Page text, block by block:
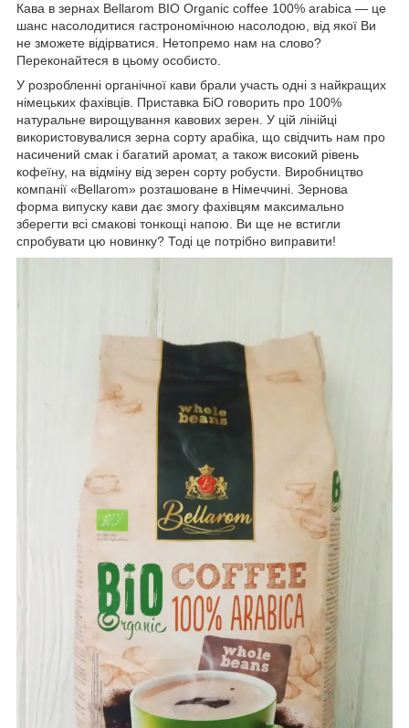
Кава в зернах Bellarom BIO Organic coffee 100% arabica — це
шанс насолодитися гастрономічною насолодою, від якої Ви
не зможете відірватися. Нетопремо нам на слово?
Переконайтеся в цьому особисто.
У розробленні органічної кави брали участь одні з найкращих
німецьких фахівців. Приставка БіО говорить про 100%
натуральне вирощування кавових зерен. У цій лінійці
використовувалися зерна сорту арабіка, що свідчить нам про
насичений смак і багатий аромат, а також високий рівень
кофеїну, на відміну від зерен сорту робусти. Виробництво
компанії «Bellarom» розташоване в Німеччині. Зернова
форма випуску кави дає змогу фахівцям максимально
зберегти всі смакові тонкощі напою. Ви ще не встигли
спробувати цю новинку? Тоді це потрібно виправити!